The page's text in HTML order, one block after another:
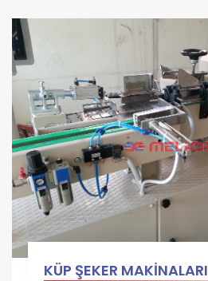
KÜP ŞEKER MAKİNALARI